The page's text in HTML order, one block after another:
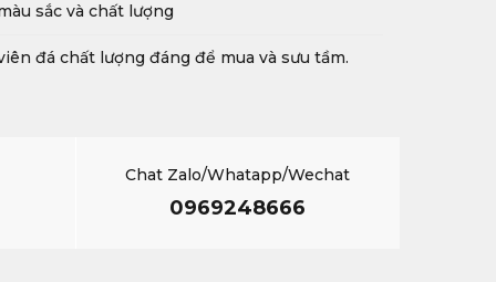
sắc và chất lượng
đá chất lượng đáng để mua và sưu tầm.
Chat Zalo/Whatapp/Wechat
0969248666